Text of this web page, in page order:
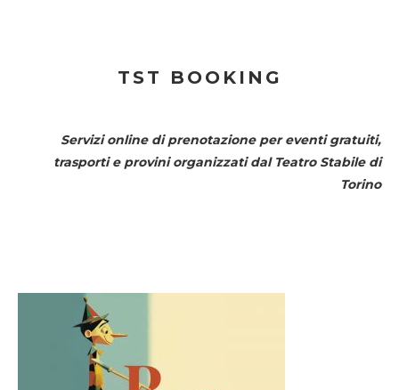
TST BOOKING
Servizi online di prenotazione per eventi gratuiti,
trasporti e provini organizzati dal Teatro Stabile di
Torino